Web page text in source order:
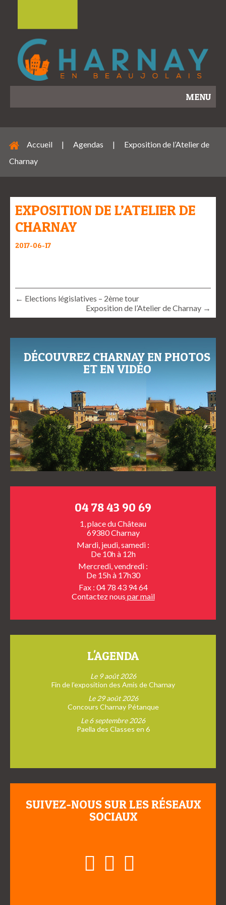
MENU
Accueil | Agendas |
Exposition de l’Atelier de
Charnay
EXPOSITION DE L’ATELIER DE
CHARNAY
2017-06-17
← Elections législatives – 2ème tour
Exposition de l’Atelier de Charnay →
DÉCOUVREZ CHARNAY EN PHOTOS
ET EN VIDÉO
04 78 43 90 69
1, place du Château
69380 Charnay
Mardi, jeudi, samedi :
De 10h à 12h
Mercredi, vendredi :
De 15h à 17h30
Fax : 04 78 43 94 64
Contactez nous par mail
L'AGENDA
Le 9 août 2026
Fin de l’exposition des Amis de Charnay
Le 29 août 2026
Concours Charnay Pétanque
Le 6 septembre 2026
Paella des Classes en 6
SUIVEZ-NOUS SUR LES RÉSEAUX
SOCIAUX